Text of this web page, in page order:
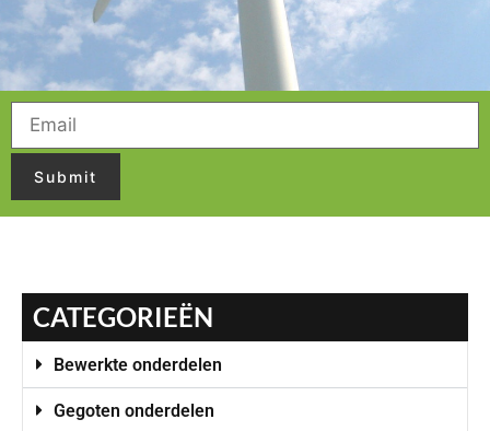
CATEGORIEËN
Bewerkte onderdelen
Gegoten onderdelen